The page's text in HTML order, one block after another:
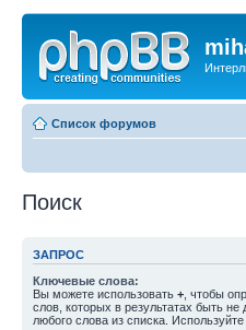
Список форумов
Поиск
ЗАПРОС
Ключевые слова:
Вы можете использовать + , чтобы
слов, которых в результатах быть
любого слова из списка. Используйте